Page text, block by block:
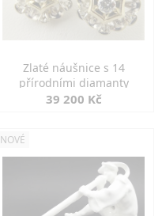
Zlaté náušnice s 14
přírodními diamanty
39 200 Kč
NOVÉ